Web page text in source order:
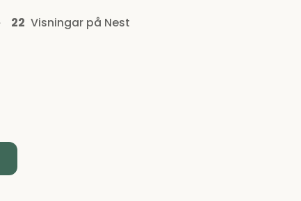
22 Visningar på Nest